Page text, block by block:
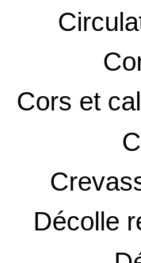
Cors et
Décolle